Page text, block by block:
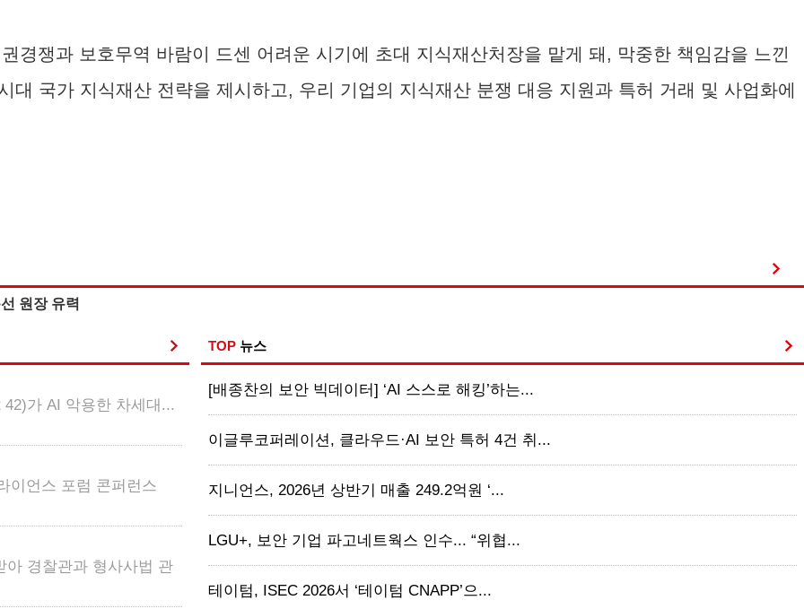
경쟁과 보호무역 바람이 드센 어려운 시기에 초대 지식재산처장을 맡게 돼, 막중한 책임감을 느낀
대 국가 지식재산 전략을 제시하고, 우리 기업의 지식재산 분쟁 대응 지원과 특허 거래 및 사업화에
원장 유력
가 AI 악용한 차세대...
이언스 포럼 콘퍼런스
아 경찰관과 형사사법 관
TOP 뉴스
[배종찬의 보안 빅데이터] ‘AI 스스로 해킹’하는...
이글루코퍼레이션, 클라우드·AI 보안 특허 4건 취...
지니언스, 2026년 상반기 매출 249.2억원 ‘...
LGU+, 보안 기업 파고네트웍스 인수... “위협...
테이텀, ISEC 2026서 ‘테이텀 CNAPP’으...